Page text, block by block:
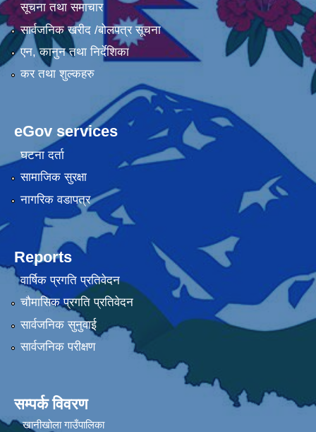
सूचना तथा समाचार
सार्वजनिक खरीद /बोलपत्र सूचना
एन, कानुन तथा निर्देशिका
कर तथा शुल्कहरु
eGov services
घटना दर्ता
सामाजिक सुरक्षा
नागरिक वडापत्र
Reports
वार्षिक प्रगति प्रतिवेदन
चौमासिक प्रगति प्रतिवेदन
सार्वजनिक सुनुवाई
सार्वजनिक परीक्षण
सम्पर्क विवरण
खानीखोला गाउँपालिका